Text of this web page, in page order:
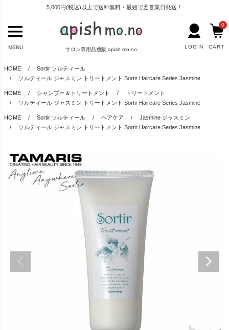
5,000円(税込)以上で送料無料・最短で翌営業日発送！
サロン専用品通販 apish mo.no
MENU LOGIN CART
0
HOME
Sortir ソルティール
ソルティール ジャスミン トリートメント Sortir Haircare Series Jasmine
HOME シャンプー＆トリートメント
トリートメント
ソルティール ジャスミン トリートメント Sortir Haircare Series Jasmine
HOME Sortir ソルティール ヘアケア
Jasmine ジャスミン
ソルティール ジャスミン トリートメント Sortir Haircare Series Jasmine